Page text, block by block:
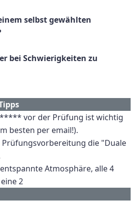
selbst gewählten
bei Schwierigkeiten zu
vor der Prüfung ist wichtig
besten per email!).
Prüfungsvorbereitung die "Duale
Atmosphäre, alle 4
2